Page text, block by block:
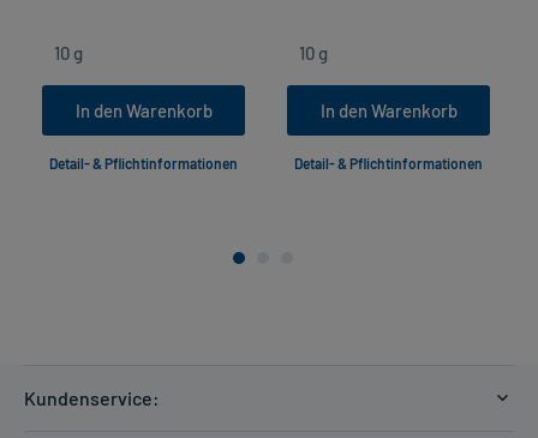
In den Warenkorb
Detail- & Pflichtinformationen
In den Warenkorb
Detail- & Pflichtinformationen
Kundenservice: